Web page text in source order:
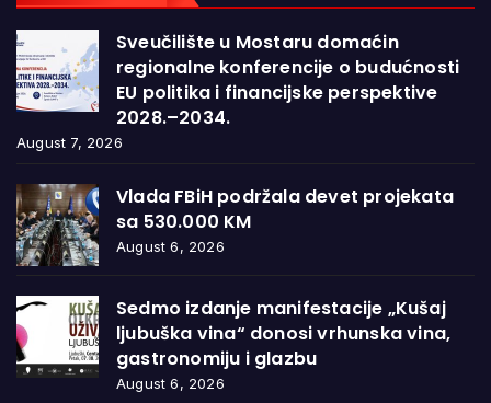
Sveučilište u Mostaru domaćin
regionalne konferencije o budućnosti
EU politika i financijske perspektive
2028.–2034.
August 7, 2026
Vlada FBiH podržala devet projekata
sa 530.000 KM
August 6, 2026
Sedmo izdanje manifestacije „Kušaj
ljubuška vina“ donosi vrhunska vina,
gastronomiju i glazbu
August 6, 2026